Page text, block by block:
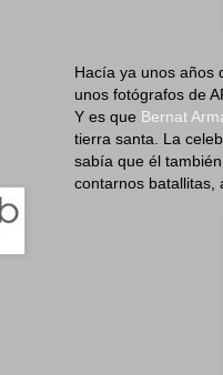
Hacía ya unos años
unos fotógrafos de
Y es que Bernat
tierra santa. La
sabía que él
contarnos batallitas,